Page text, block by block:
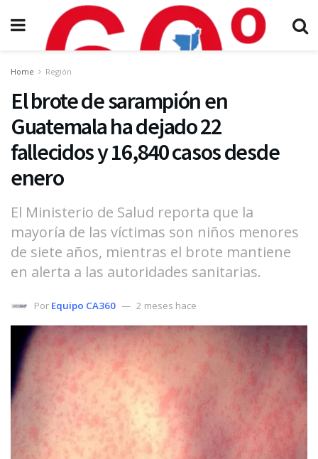
Home Región
El brote de sarampión en
Guatemala ha dejado 22
fallecidos y 16,840 casos desde
enero
El Ministerio de Salud reporta que la
mayoría de las víctimas son niños menores
de siete años, mientras el brote mantiene
en alerta a las autoridades sanitarias.
Por Equipo CA360 2 meses hace